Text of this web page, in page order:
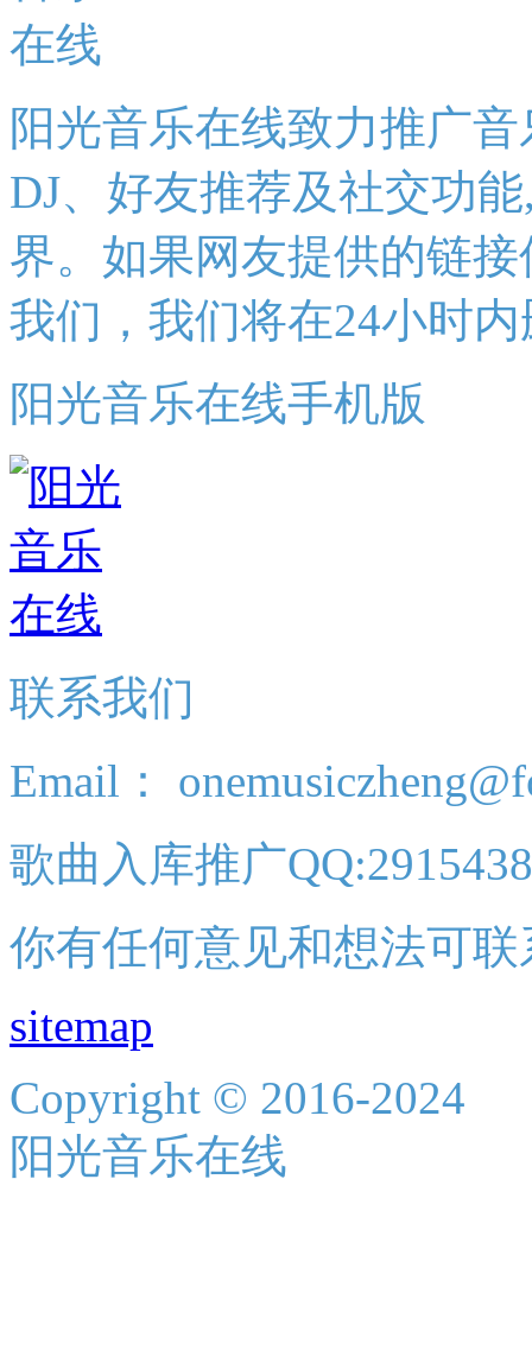
阳光音乐在线致力推广
DJ、好友推荐及社交功
界。如果网友提供的链
我们，我们将在24小时
阳光音乐在线手机版
联系我们
Email：
歌曲入库推广
你有任何意见和想法可
sitemap
Copyright © 2016-2024
阳光音乐在线